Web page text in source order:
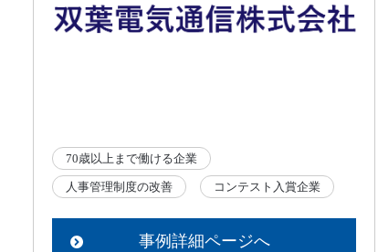
70歳以上まで働ける企業
人事管理制度の改善 コンテスト入賞企業
事例詳細ページへ